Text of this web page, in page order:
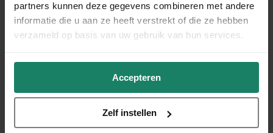
partners kunnen deze gegevens combineren met andere
informatie die u aan ze heeft verstrekt of die ze hebben
verzameld op basis van uw gebruik van hun services.
Accepteren
Zelf instellen